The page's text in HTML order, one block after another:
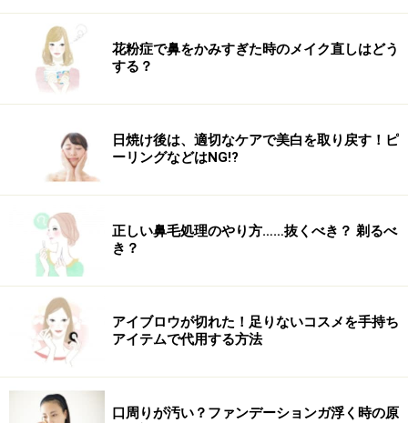
花粉症で鼻をかみすぎた時のメイク直しはどう
する？
日焼け後は、適切なケアで美白を取り戻す！ピ
ーリングなどはNG!?
正しい鼻毛処理のやり方……抜くべき？ 剃るべ
き？
アイブロウが切れた！足りないコスメを手持ち
アイテムで代用する方法
口周りが汚い？ファンデーションガ浮く時の原